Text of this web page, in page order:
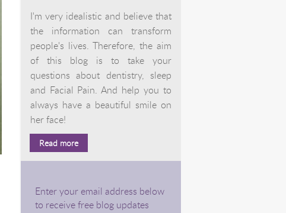
I'm very idealistic and believe that
the information can transform
people's lives. Therefore, the aim
of this blog is to take your
questions about dentistry, sleep
and Facial Pain. And help you to
always have a beautiful smile on
her face!
Read more
Enter your email address below
to receive free blog updates